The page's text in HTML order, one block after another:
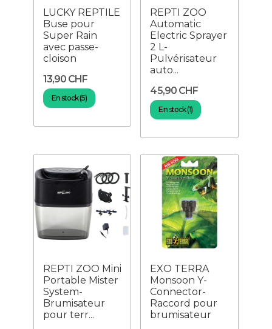
LUCKY REPTILE
Buse pour
Super Rain
avec passe-
cloison
13,90 CHF
En stock (5)
REPTI ZOO
Automatic
Electric Sprayer
2 L-
Pulvérisateur
auto...
45,90 CHF
En stock (1)
REPTI ZOO Mini
Portable Mister
System-
Brumisateur
pour terr...
EXO TERRA
Monsoon Y-
Connector-
Raccord pour
brumisateur